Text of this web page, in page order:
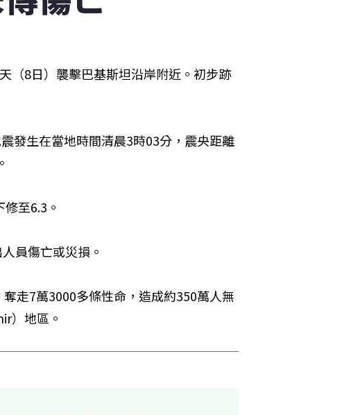
（8日）襲擊巴基斯坦沿岸附近。初步跡
發生在當地時間清晨3時03分，震央距離
至6.3。
員傷亡或災損。
走7萬3000多條性命，造成約350萬人無
）地區。